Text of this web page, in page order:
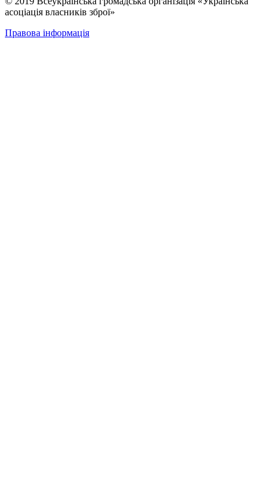
асоціація власників зброї»
Правова інформація